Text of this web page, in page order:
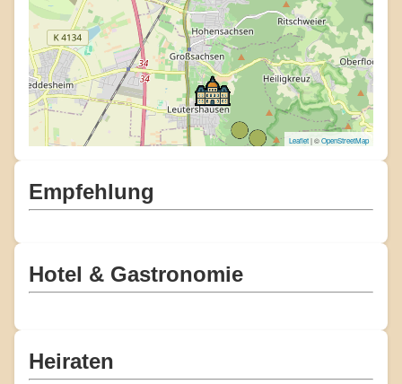
Leaflet| ©OpenStreetMap
Empfehlung
Hotel & Gastronomie
Heiraten